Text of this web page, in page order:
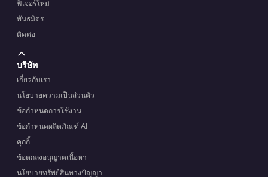
ฟีเจอร์ใหม่
พันธมิตร
ติดต่อ
บริษัท
เกี่ยวกับเรา
นโยบายความเป็นส่วนตัว
ข้อกำหนดการใช้งาน
ข้อกำหนดผลิตภัณฑ์ AI
คุกกี้
ข้อตกลงอนุญาตเนื้อหา
นโยบายทรัพย์สินทางปัญญา